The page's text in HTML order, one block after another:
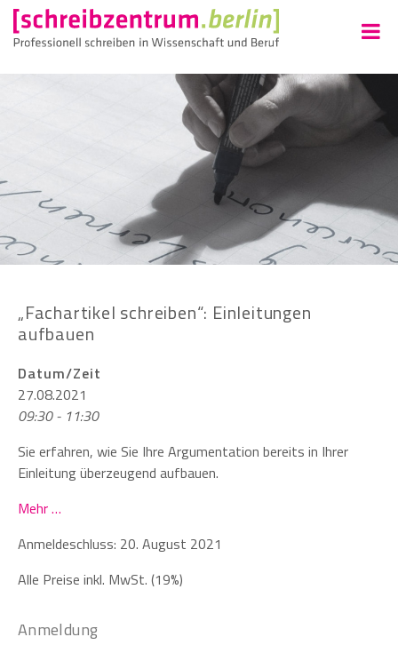
„Fachartikel schreiben“: Einleitungen
aufbauen
Datum/Zeit
27.08.2021
09:30 - 11:30
Sie erfahren, wie Sie Ihre Argumentation bereits in Ihrer
Einleitung überzeugend aufbauen.
Mehr …
Anmeldeschluss: 20. August 2021
Alle Preise inkl. MwSt. (19%)
Anmeldung